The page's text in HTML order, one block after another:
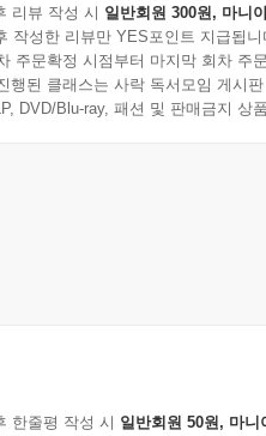
리뷰 작성 시 일반회원 300원, 마니
작성한 리뷰만 YES포인트 지급됩니
주문확정 시점부터 마지막 회차 주
행된 클래스는 사락 독서모임 게시
DVD/Blu-ray, 패션 및 판매금지 상
한줄평 작성 시 일반회원 50원, 마니